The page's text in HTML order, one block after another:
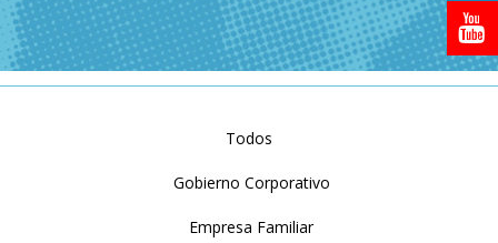
Todos
Gobierno Corporativo
Empresa Familiar